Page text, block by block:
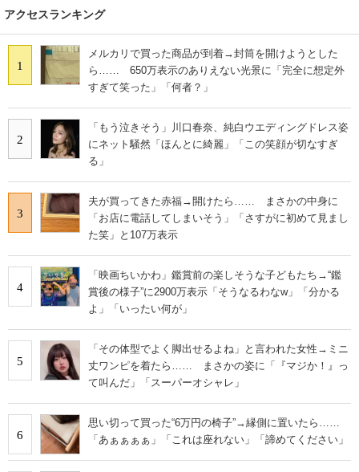
アクセスランキング
1
メルカリで買った商品が到着→封筒を開けようとした
ら…… 650万表示のありえない光景に「完全に想定外
すぎて笑った」「何者？」
2
「もう泣きそう」川口春奈、純白ウエディングドレス姿
にネット騒然「ほんとに綺麗」「この笑顔が切なすぎ
る」
3
夫が買ってきた赤福→開けたら…… まさかの中身に
「お店に電話してしまいそう」「さすがに初めて見まし
た笑」と107万表示
4
「映画ちいかわ」鑑賞前の楽しそうな子どもたち→“鑑
賞後の様子”に2900万表示「そうなるわなw」「分かる
よ」「いったい何が」
5
「その体型でよく脚出せるよね」と言われた女性→ミニ
丈ワンピを着たら…… まさかの姿に「『マジか！』っ
て叫んだ」「スーパーオシャレ」
6
思い切って買った“6万円の椅子”→縁側に置いたら……
「あぁぁぁぁ」「これは座れない」「諦めてください」